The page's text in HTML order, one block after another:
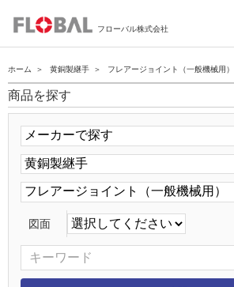
フローバル株式会社
ホーム 黄銅製継手 フレアージョイント（一般機械用）
商品を探す
図面